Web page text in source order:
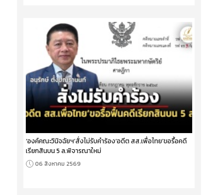
‘องค์คณะวินิจฉัยฯ’สั่งไม่รับคำร้อง‘อดีต สส.เพื่อไทย’ขอรื้อคดี
เรียกสินบน 5 ล.พิจารณาใหม่
06 สิงหาคม 2569